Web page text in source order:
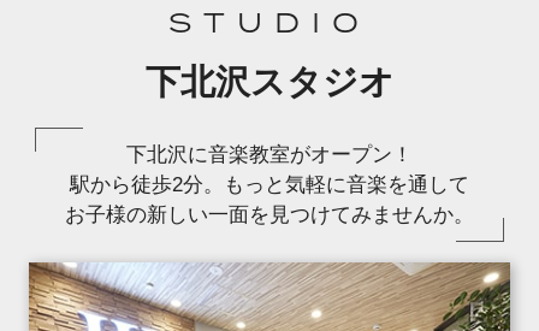
STUDIO
下北沢スタジオ
下北沢に音楽教室がオープン！
駅から徒歩2分。もっと気軽に音楽を通して
お子様の新しい一面を見つけてみませんか。